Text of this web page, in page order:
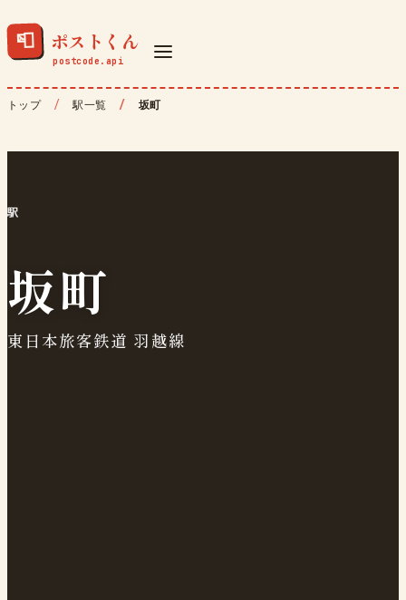
📮 ポストくん
トップ 駅一覧 坂町
駅
坂町
東日本旅客鉄道 羽越線